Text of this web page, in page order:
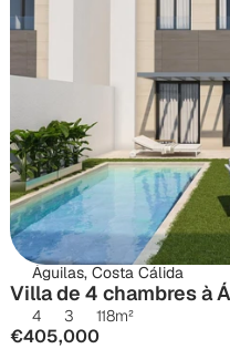
Águilas, Costa Cálida
Villa de 4 chambres à
4 3 118m²
€405,000